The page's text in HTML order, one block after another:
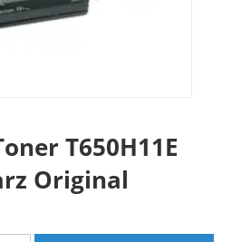
T650H11E
Original